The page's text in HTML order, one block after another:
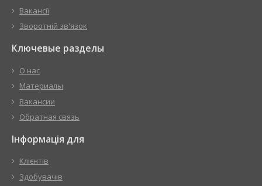
Вакансії
Зворотній зв'язок
Ключевые разделы
О нас
Материалы
Вакансии
Обратная связь
Інформація для
Клієнтів
Здобувачів